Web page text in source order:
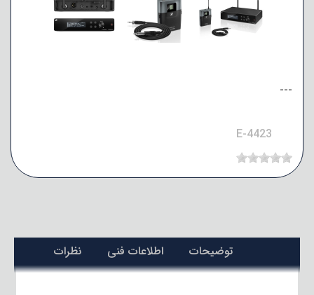
---
E-4423
توضیحات اطلاعات فنی نظرات